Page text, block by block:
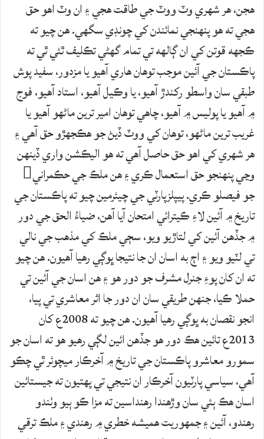
هجن، هر شهري وٽ ووٽ جي طاقت هجي ۽ ان وٽ اهو حق
هجي ته هو پنهنجي نمائندن کي چونڊي سگهي. هن چيو ته
ڪجهه قوتن کي ان ڳالهه تي تمام گهڻي تڪليف ٿئي ٿي ته
پاڪستان جي آئين موجب توهان هاري آهيو يا مزدور، سفيد پوش
طبقي سان واسطو رکندڙ آهيو، يا وڪيل آهيو، استاد آهيو، فوج
۾ آهيو يا پوليس ۾ آهيو، چاهي توهان امير ترين ماڻهو آهيو يا
غريب ترين ماڻهو، توهان کي ووٽ ڏيڻ جو هڪجهڙو حق آهي ۽
هر شهري کي اهو حق حاصل آهي ته هو اليڪشن واري ڏينهن
وڃي پنهنجو حق استعمال ڪري ۽ هن ملڪ جي حڪمراني
جو فيصلو ڪري. پيپلزپارٽي جي چيئرمين چيو ته پاڪستان جي
تاريخ ۾ آئين لاءِ ڪيترائي امتحان آيا آهن، ضياءُ الحق جي دور
۾ جڏهن آئين کي لتاڙيو ويو، سڄي ملڪ کي مذهب جي نالي
تي لٽيو ويو ۽ اڄ به اسان ان جا نتيجا ڀوڳي رهيا آهيون. هن چيو
ته ان کان پوءِ جنرل مشرف جو دور هو ۽ هن اسان جي آئين تي
حملا ڪيا، جنهن طريقي سان ان دور جا اثر معاشري تي پيا،
انجو نقصان به ڀوڳي رهيا آهيون. هن چيو ته 2008ع کان
2013ع تائين هڪ دور هو جڏهن ائين لڳي رهيو هو ته اسان جو
سمورو معاشرو پاڪستان جي تاريخ ۾ آخرڪار ميچوئر ٿي چڪو
آهي، سياسي پارٽيون آخرڪار ان نتيجي تي پهتيون ته جيستائين
اسان هڪ ٻئي سان وڙهندا رهنداسين ته مزا ڪو ٻيو وٺندو
رهندو، آئين ۽ جمهوريت هميشه خطري ۾ رهندي ۽ ملڪ ترقي